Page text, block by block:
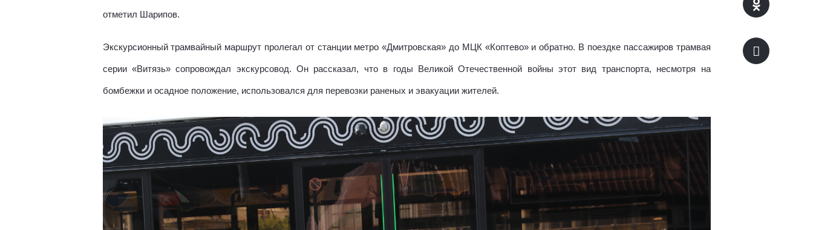
отметил Шарипов.
Экскурсионный трамвайный маршрут пролегал от станции метро «Дмитровская» до МЦК «Коптево» и обратно. В поездке пассажиров трамвая
серии «Витязь» сопровождал экскурсовод. Он рассказал, что в годы Великой Отечественной войны этот вид транспорта, несмотря на
бомбежки и осадное положение, использовался для перевозки раненых и эвакуации жителей.